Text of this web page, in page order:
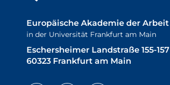
Europäische Akademie der Arbeit
in der Universität Frankfurt am Main
Eschersheimer Landstraße 155-157
60323 Frankfurt am Main